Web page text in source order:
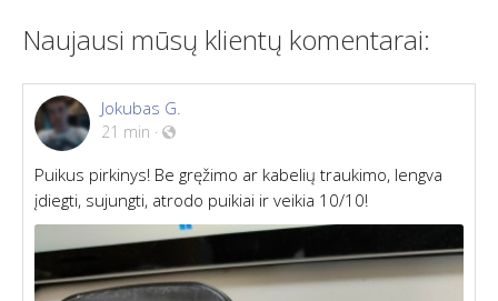
Naujausi mūsų klientų komentarai:
Jokubas G.
21 min ·
Puikus pirkinys! Be gręžimo ar kabelių traukimo, lengva
įdiegti, sujungti, atrodo puikiai ir veikia 10/10!